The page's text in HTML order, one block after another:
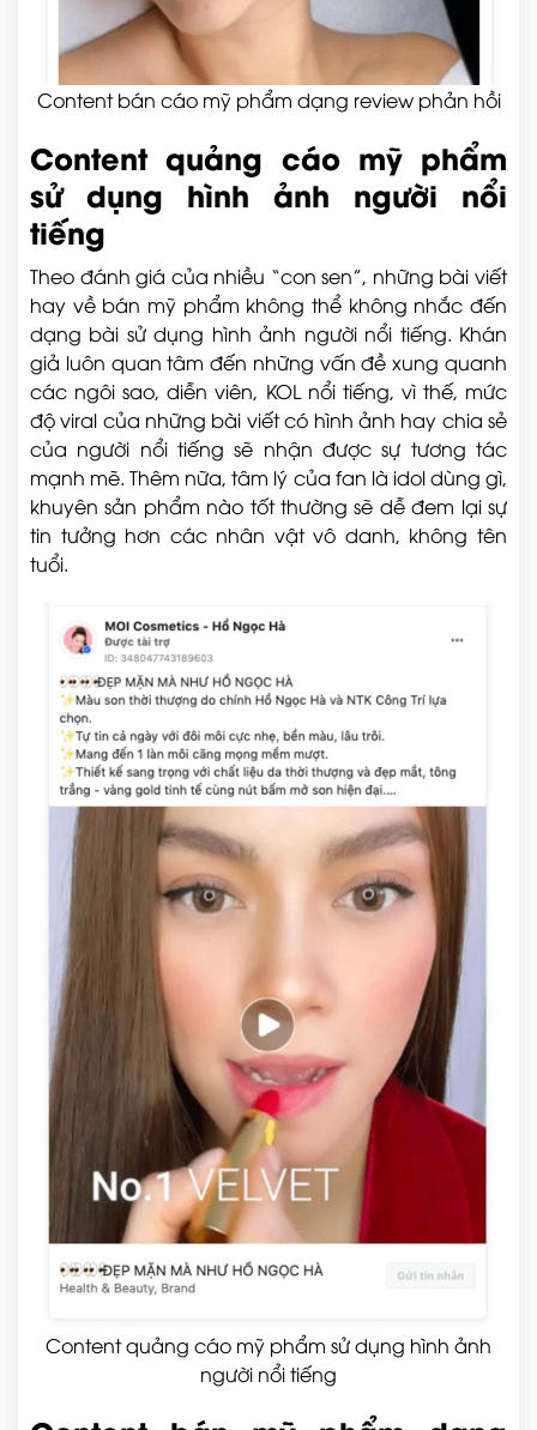
Content bán cáo mỹ phẩm dạng review phản hồi
Content quảng cáo mỹ phẩm
sử dụng hình ảnh người nổi
tiếng
Theo đánh giá của nhiều “con sen”, những bài viết
hay về bán mỹ phẩm không thể không nhắc đến
dạng bài sử dụng hình ảnh người nổi tiếng. Khán
giả luôn quan tâm đến những vấn đề xung quanh
các ngôi sao, diễn viên, KOL nổi tiếng, vì thế, mức
độ viral của những bài viết có hình ảnh hay chia sẻ
của người nổi tiếng sẽ nhận được sự tương tác
mạnh mẽ. Thêm nữa, tâm lý của fan là idol dùng gì,
khuyên sản phẩm nào tốt thường sẽ dễ đem lại sự
tin tưởng hơn các nhân vật vô danh, không tên
tuổi.
Content quảng cáo mỹ phẩm sử dụng hình ảnh
người nổi tiếng